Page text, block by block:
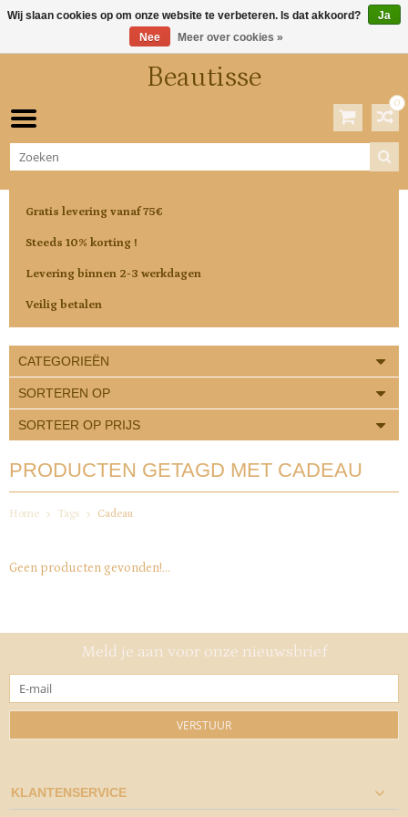
Beautisse
0
Gratis levering vanaf 75€
Steeds 10% korting !
Levering binnen 2-3 werkdagen
Veilig betalen
CATEGORIEËN
SORTEREN OP
SORTEER OP PRIJS
PRODUCTEN GETAGD MET CADEAU
Home Tags Cadeau
Geen producten gevonden!...
Meld je aan voor onze nieuwsbrief
VERSTUUR
KLANTENSERVICE
Wij slaan cookies op om onze website te verbeteren. Is dat akkoord?
Ja
Nee
Meer over cookies »